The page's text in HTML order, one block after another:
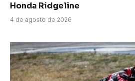
Honda Ridgeline
4 de agosto de 2026